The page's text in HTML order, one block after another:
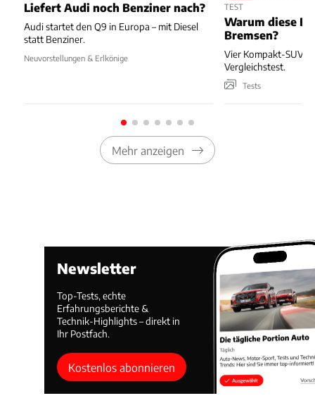
Liefert Audi noch Benziner nach?
Audi startet den Q9 in Europa – mit Diesel
statt Benziner.
Neuvorstellungen & Erlkönige
TEST
Warum diese
Bremsen?
Vier Kompakt-SUV
Vergleichstest.
Tests
Mehr anzeigen
Newsletter
Top-Tests, echte
Erfahrungsberichte &
Technik-Highlights – direkt in
Ihr Postfach.
Kostenlos abonnieren